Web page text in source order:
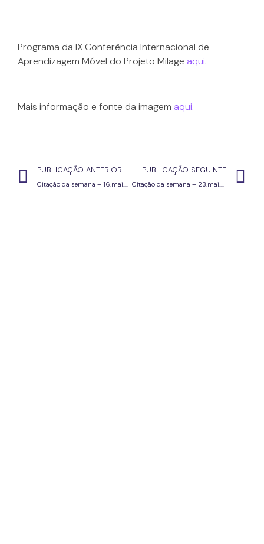
Programa da IX Conferência Internacional de
Aprendizagem Móvel do Projeto Milage aqui.
Mais informação e fonte da imagem aqui.
PUBLICAÇÃO ANTERIOR PUBLICAÇÃO SEGUINTE